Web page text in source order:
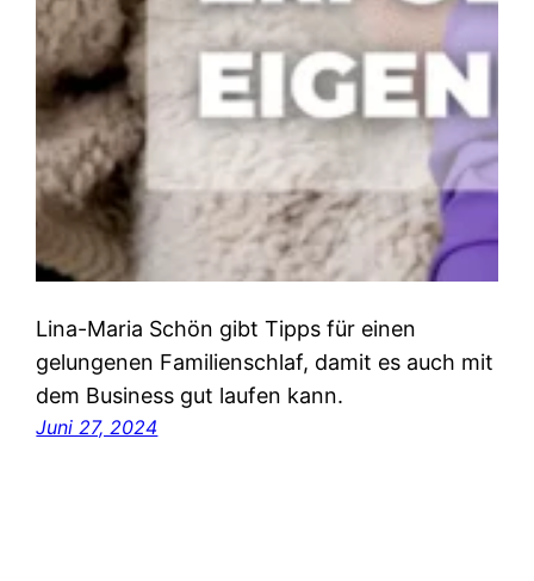
Lina-Maria Schön gibt Tipps für einen
gelungenen Familienschlaf, damit es auch mit
dem Business gut laufen kann.
Juni 27, 2024